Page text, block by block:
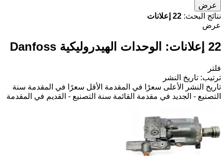
عرض
نتائج البحث: 22 إعلانات
عرض
22 إعلانات: الوحدات الهيدروليكية Danfoss
فلتر
ترتيب: تاريخ النشر
تاريخ النشر
الأعلى سعرًا في المقدمة الأقل سعرًا في المقدمة سنة
التصنيع - الجديد في مقدمة القائمة سنة التصنيع - القديم في المقدمة